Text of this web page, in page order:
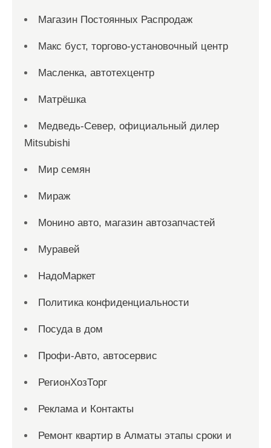
Магазин Постоянных Распродаж
Макс буст, торгово-установочный центр
Масленка, автотехцентр
Матрёшка
Медведь-Север, официальный дилер
Mitsubishi
Мир семян
Мираж
Монино авто, магазин автозапчастей
Муравей
НадоМаркет
Политика конфиденциальности
Посуда в дом
Профи-Авто, автосервис
РегионХозТорг
Реклама и Контакты
Ремонт квартир в Алматы этапы сроки и